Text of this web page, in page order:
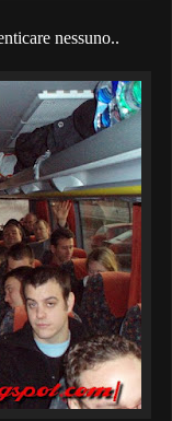
nessuno..